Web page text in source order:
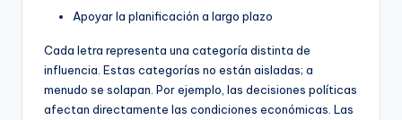
Apoyar la planificación a largo plazo
Cada letra representa una categoría distinta de
influencia. Estas categorías no están aisladas; a
menudo se solapan. Por ejemplo, las decisiones políticas
afectan directamente las condiciones económicas. Las